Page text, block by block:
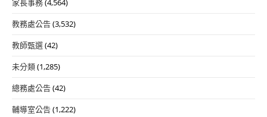
家長事務(4,564)
教務處公告(3,532)
教師甄選(42)
未分類(1,285)
總務處公告(42)
輔導室公告(1,222)